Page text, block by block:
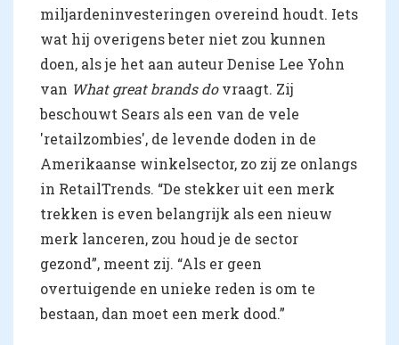
miljardeninvesteringen overeind houdt. Iets
wat hij overigens beter niet zou kunnen
doen, als je het aan auteur Denise Lee Yohn
van What great brands dovraagt. Zij
beschouwt Sears als een van de vele
'retailzombies', de levende doden in de
Amerikaanse winkelsector, zo zij ze onlangs
in RetailTrends. “De stekker uit een merk
trekken is even belangrijk als een nieuw
merk lanceren, zou houd je de sector
gezond”, meent zij. “Als er geen
overtuigende en unieke reden is om te
bestaan, dan moet een merk dood.”